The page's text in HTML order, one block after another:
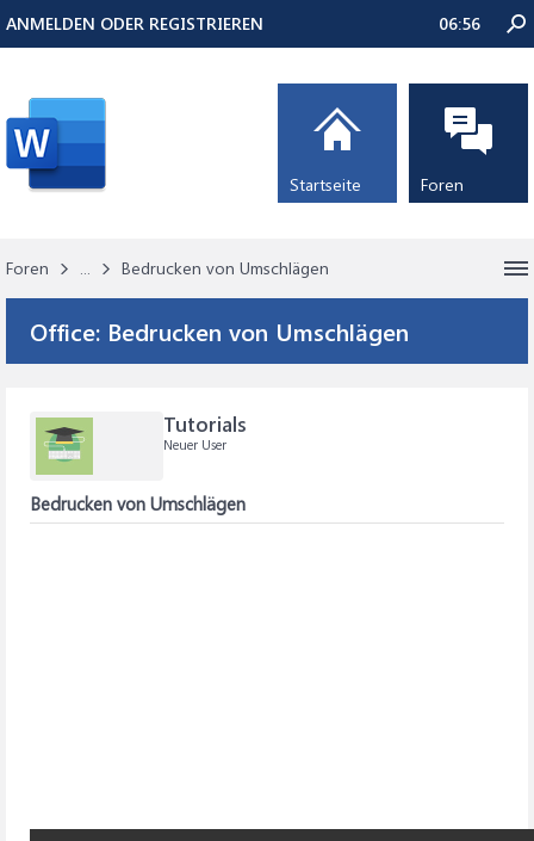
Foren ... Bedrucken von Umschlägen
Office: Bedrucken von Umschlägen
Tutorials
Neuer User
Bedrucken von Umschlägen
ANMELDEN ODER REGISTRIEREN 06:56
Startseite Foren